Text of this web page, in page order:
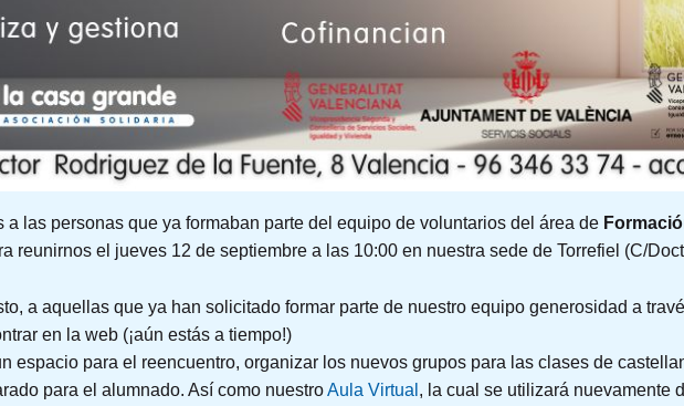
a las personas que ya formaban parte del equipo de voluntarios del área de
reunirnos el jueves 12 de septiembre a las 10:00 en nuestra sede de Torrefiel (C/
a aquellas que ya han solicitado formar parte de nuestro equipo generosidad a
en la web (¡aún estás a tiempo!)
espacio para el reencuentro, organizar los nuevos grupos para las clases de
para el alumnado. Así como nuestroAula Virtual , la cual se utilizará nuevamente